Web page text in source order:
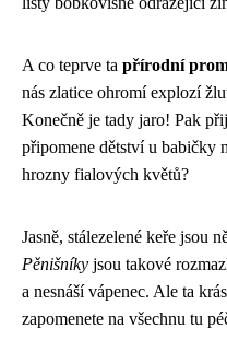
A co teprve ta přírodní
nás zlatice ohromí explozí
Konečně je tady jaro! Pak
připomene dětství u babičky
hrozny fialových květů?
Jasně, stálezelené keře jsou
Pěnišníky jsou takové
a nesnáší vápenec. Ale ta
zapomenete na všechnu tu